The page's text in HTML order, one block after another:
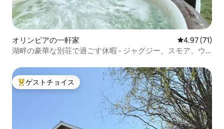
オリンピアの一軒家 レビュー71
4.97 (71)
湖畔の豪華な別荘で過ごす休暇 - ジャグジー、スモア、ウ
大好評のゲストチョイスです。
ゲストチョイス